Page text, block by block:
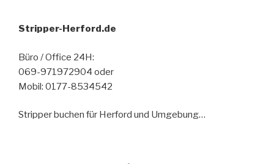
Stripper-Herford.de
Büro / Office 24H:
069-971972904 oder
Mobil: 0177-8534542
Stripper buchen für Herford und Umgebung…